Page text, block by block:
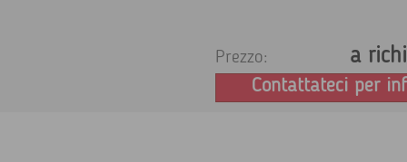
Prezzo: a
Contattateci per